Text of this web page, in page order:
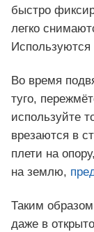
быстро
легко
Используются
Во время
туго,
используйте
врезаются в
плети на
на землю,
Таким
даже в